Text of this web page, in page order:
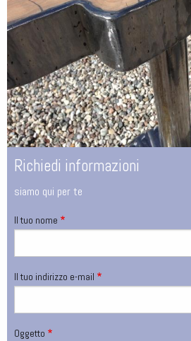
Richiedi informazioni
siamo qui per te
Il tuo nome
Il tuo indirizzo e-mail
Oggetto